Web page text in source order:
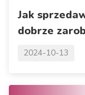
Jak
dobrze
2024-10-13